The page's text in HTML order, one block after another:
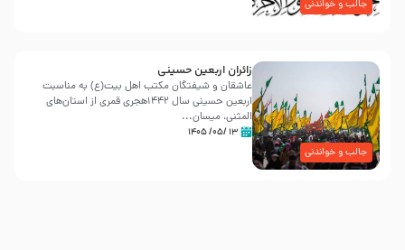
جالب و خواندنی
جالب و خواندنی
زائران اربعین حسینی
عاشقان و شیفتگان مکتب اهل بیت(ع) به مناسبت
اربعین حسینی سال ۱۴۴۲هجری قمری از استان‌های
المثنی، میسان...
۱۳ /۰۵/ ۱۴۰۵